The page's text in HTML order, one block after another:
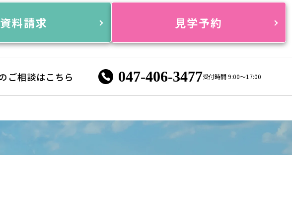
資料請求 見学予約
ご相談はこちら 047-406-3477受付時間 9:00～17:00